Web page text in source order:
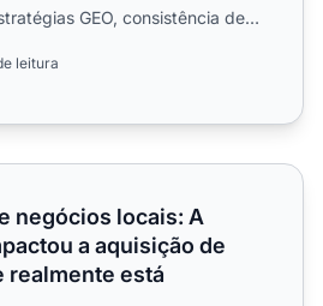
GEO, consistência de
leitura
locais: A busca por IA
negócios locais: A
a aquisição de
realmente está